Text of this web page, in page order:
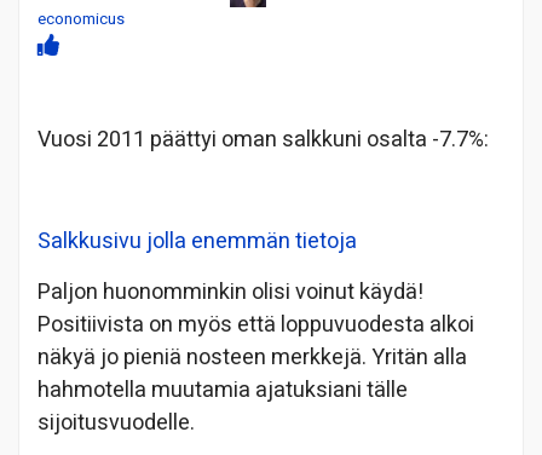
economicus
Vuosi 2011 päättyi oman salkkuni osalta -7.7%:
Salkkusivu jolla enemmän tietoja
Paljon huonomminkin olisi voinut käydä!
Positiivista on myös että loppuvuodesta alkoi
näkyä jo pieniä nosteen merkkejä. Yritän alla
hahmotella muutamia ajatuksiani tälle
sijoitusvuodelle.